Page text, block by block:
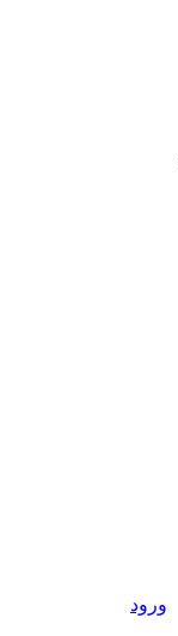
ورود